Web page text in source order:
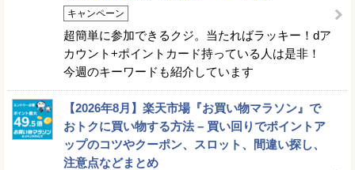
キャンペーン
超簡単に参加できるクジ。当たればラッキー！dア
カウント+ポイントカード持っている人は是非！
今週のキーワードも紹介しています
【2026年8月】楽天市場『お買い物マラソン』で
おトクに買い物する方法 – 買い回りでポイントア
ップのコツやクーポン、スロット、間違い探し、
注意点などまとめ